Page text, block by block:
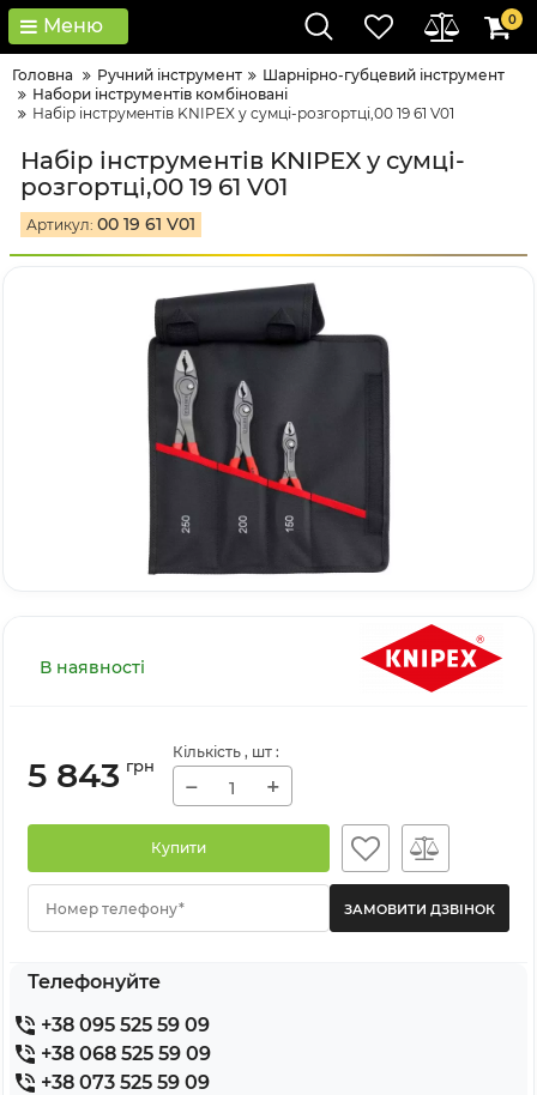
Меню 0
Головна Ручний інструмент
Шарнірно-губцевий інструмент
Набори інструментів комбіновані
Набір інструментів KNIPEX у сумці-розгортці,00 19 61 V01
Набір інструментів KNIPEX у сумці-
розгортці,00 19 61 V01
Артикул: 00 19 61 V01
В наявності
5 843 грн
Кількість , шт :
− +
Купити
Номер телефону*
Телефонуйте
+38 095 525 59 09
+38 068 525 59 09
+38 073 525 59 09